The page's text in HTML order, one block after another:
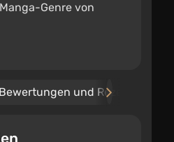
Genre von
Bewertungen und Rezensionen